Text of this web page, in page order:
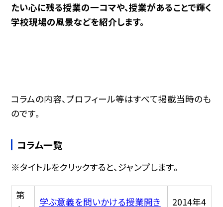
たい心に残る授業の一コマや、授業があることで輝く
学校現場の風景などを紹介します。
コラムの内容、プロフィール等はすべて掲載当時のも
のです。
コラム一覧
※タイトルをクリックすると、ジャンプします。
第
学ぶ意義を問いかける授業開き
2014年4